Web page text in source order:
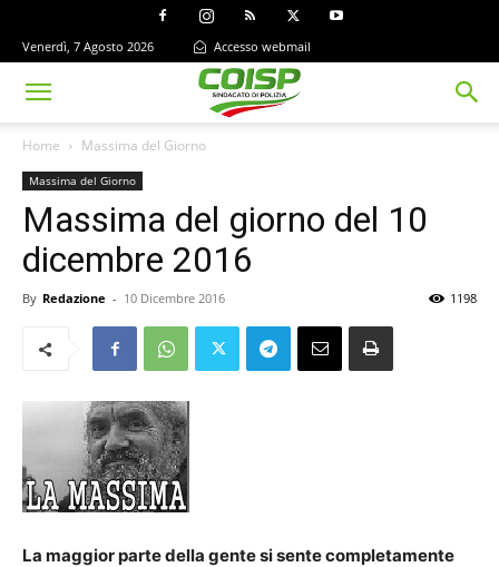
Venerdì, 7 Agosto 2026 Accesso webmail
Home Massima del Giorno
Massima del Giorno
Massima del giorno del 10
dicembre 2016
By Redazione - 10 Dicembre 2016 1198
La maggior parte della gente si sente completamente